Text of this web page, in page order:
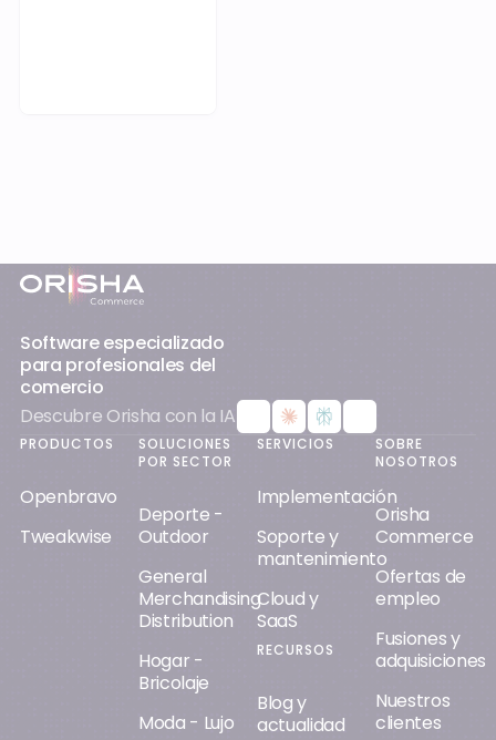
Pie de página
Software especializado
para profesionales del
comercio
Descubre Orisha con la IA
PRODUCTOS
Openbravo
Tweakwise
SOLUCIONES
POR SECTOR
Deporte -
Outdoor
General
Merchandising
Distribution
Hogar -
Bricolaje
Moda - Lujo
SERVICIOS
Implementación
Soporte y
mantenimiento
Cloud y
SaaS
RECURSOS
Blog y
actualidad
SOBRE
NOSOTROS
Orisha
Commerce
Ofertas de
empleo
Fusiones y
adquisiciones
Nuestros
clientes